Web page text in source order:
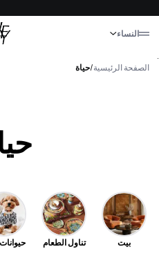
النساء
.
الصفحة الرئيسية/حياة
بيت تناول الطعام